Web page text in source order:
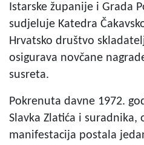
Istarske županije i Grada
sudjeluje Katedra
Hrvatsko društvo
osigurava novčane
susreta.
Pokrenuta davne 1972.
Slavka Zlatića i suradnika,
manifestacija postala